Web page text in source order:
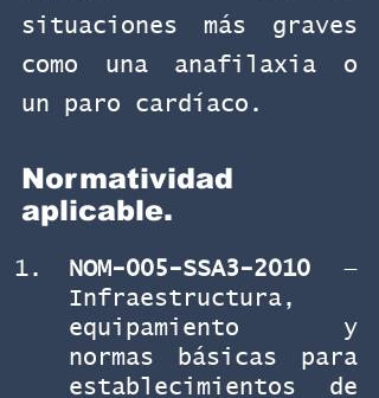
situaciones más graves
como una anafilaxia o
un paro cardíaco.
Normatividad
aplicable.
NOM-005-SSA3-2010 —
Infraestructura,
equipamiento y
normas básicas para
establecimientos de